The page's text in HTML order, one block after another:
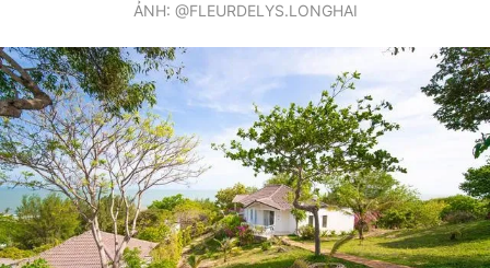
ẢNH: @FLEURDELYS.LONGHAI